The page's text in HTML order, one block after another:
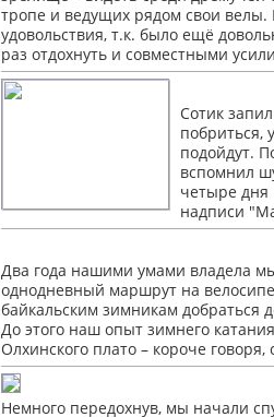
тропе и ведущих рядом свои
удовольствия, т.к. было ещё
раз отдохнуть и совместными
Сотик
побриться,
подойдут.
вспомнил
четыре дня
надписи
Два года нашими умами владела
однодневный маршрут на
байкальским зимникам добраться
До этого наш опыт зимнего
Олхинского плато – короче говоря,
Немного передохнув, мы начали